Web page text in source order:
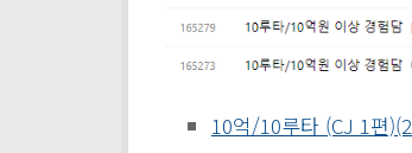
10억/10루타 (CJ 1편